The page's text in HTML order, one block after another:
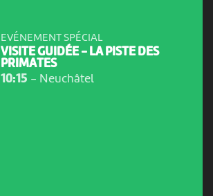
EVÉNEMENT SPÉCIAL
VISITE GUIDÉE - LA PISTE DES
PRIMATES
10:15 - Neuchâtel